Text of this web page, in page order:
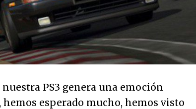
PS3 genera una emoción
esperado mucho, hemos visto